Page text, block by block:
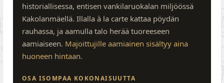
historiallisessa, entisen vankilaruokalan miljöössä
Kakolanmäellä. Illalla à la carte kattaa pöydän
rauhassa, ja aamulla talo herää tuoreeseen
aamiaiseen. Majoittujille aamiainen sisältyy aina
huoneen hintaan.
OSA ISOMPAA KOKONAISUUTTA